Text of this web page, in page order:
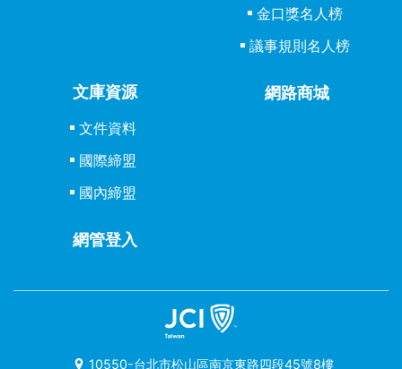
金口獎名人榜
議事規則名人榜
文庫資源
文件資料
國際締盟
國內締盟
網路商城
網管登入
10550-台北市松山區南京東路四段45號8樓